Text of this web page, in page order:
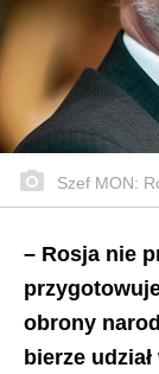
Szef MON:
– Rosja nie
obrony
bierze